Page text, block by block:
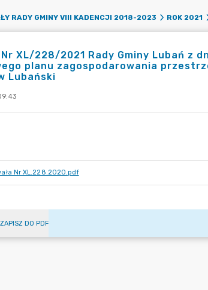
RADY GMINY VIII KADENCJI 2018-2023 ROK 2021
Nr XL/228/2021 Rady Gminy Lubań z
planu zagospodarowania
Lubański
Nr XL.228.2020.pdf
ZAPISZ DO PDF